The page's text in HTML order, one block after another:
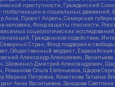
преступности, Гражданский
и социальных движений,
Проект Апрель, Самарская
Фонд защиты гласности,
социологических
Гражданское содействие,
Стран, Фонд поддержки
вердикт, Евразийская
Александр Алексеевич,
Шевченко Дмитрий Александрович,
Ольга Евгеньевна, Щаров
Петровна, Кочеткова Татьяна
Анна Васильевна, Захарова